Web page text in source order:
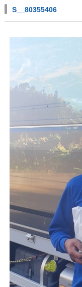
S__80355406